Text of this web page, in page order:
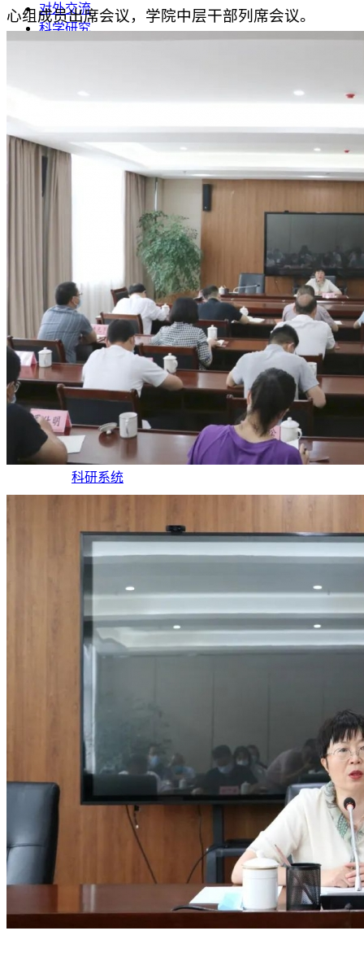
对外交流
科学研究
电子邮件
快捷功能
学生
教职工
校友
访客
考生
智慧校园
教务系统
OA办公系统
科研系统
四川省民族团结进步示范学校
四川省中国非物质文化遗产传承人研修培训基地
四川省文化和旅游厅 南充市人民政府“厅市共建”
心组成员出席会议，学院中层干部列席会议。